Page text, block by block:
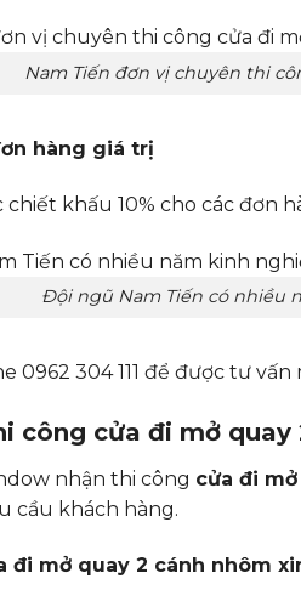
Nam Tiến đơn vị chuyên thi
hàng giá trị
chiết khấu 10% cho các đơn
Đội ngũ Nam Tiến có nhiều
0962 304 111 để được tư
công cửa đi mở
nhận thi công cửa đi
cầu khách hàng.
đi mở quay 2 cánh nhôm